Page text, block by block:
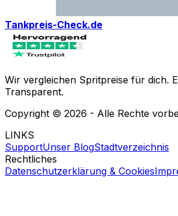
Tankpreis-Check.de
Wir vergleichen Spritpreise für dich.
Transparent.
Copyright © 2026 - Alle Rechte
LINKS
SupportUnser BlogStadtverzeichnis
Rechtliches
Datenschutzerklärung & Cookies